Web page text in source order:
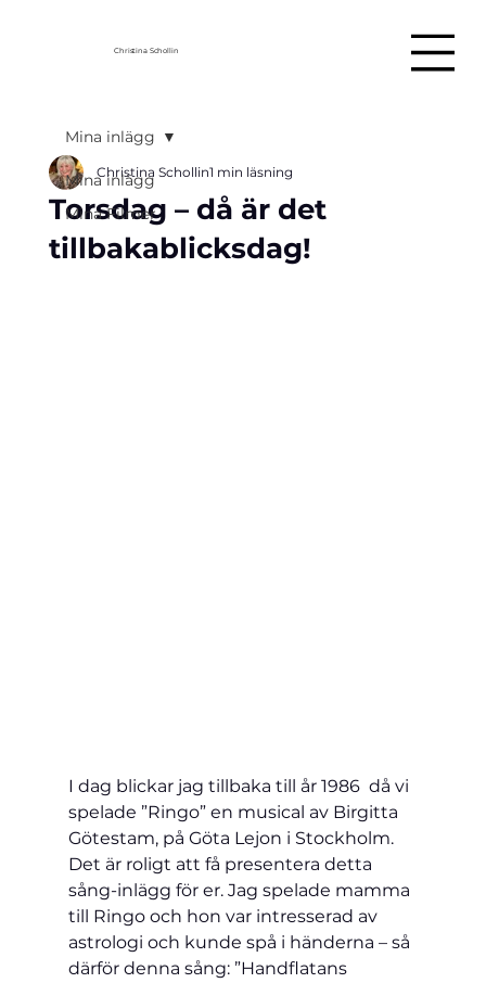
Christina Schollin
Mina inlägg
Mina Filmer
Mina inlägg
Torsdag – då är det
tillbakablicksdag!
Christina Schollin1 min läsning
I dag blickar jag tillbaka till år 1986  då vi
spelade ”Ringo” en musical av Birgitta
Götestam, på Göta Lejon i Stockholm.
Det är roligt att få presentera detta
sång-inlägg för er. Jag spelade mamma
till Ringo och hon var intresserad av
astrologi och kunde spå i händerna – så
därför denna sång: ”Handflatans